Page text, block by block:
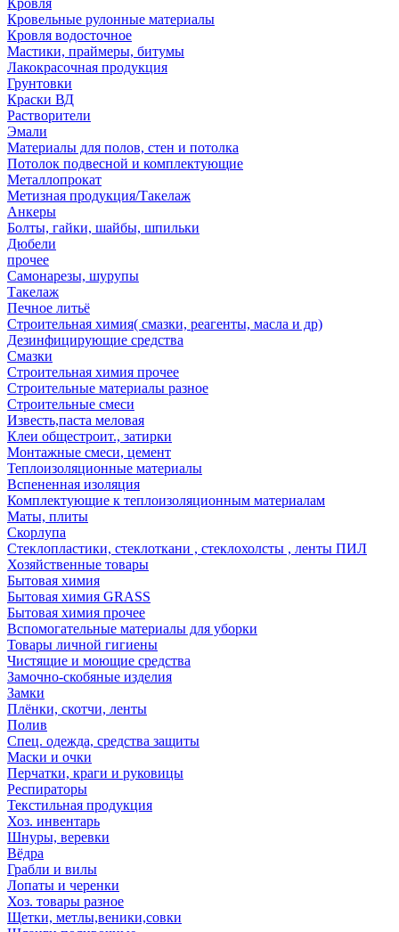
Кровля
Кровельные рулонные материалы
Кровля водосточное
Мастики, праймеры, битумы
Лакокрасочная продукция
Грунтовки
Краски ВД
Растворители
Эмали
Материалы для полов, стен и потолка
Потолок подвесной и комплектующие
Металлопрокат
Метизная продукция/Такелаж
Анкеры
Болты, гайки, шайбы, шпильки
Дюбели
прочее
Самонарезы, шурупы
Такелаж
Печное литьё
Строительная химия( смазки, реагенты, масла и др)
Дезинфицирующие средства
Смазки
Строительная химия прочее
Строительные материалы разное
Строительные смеси
Известь,паста меловая
Клеи общестроит., затирки
Монтажные смеси, цемент
Теплоизоляционные материалы
Вспененная изоляция
Комплектующие к теплоизоляционным материалам
Маты, плиты
Скорлупа
Стеклопластики, стеклоткани , стеклохолсты , ленты ПИЛ
Хозяйственные товары
Бытовая химия
Бытовая химия GRASS
Бытовая химия прочее
Вспомогательные материалы для уборки
Товары личной гигиены
Чистящие и моющие средства
Замочно-скобяные изделия
Замки
Плёнки, скотчи, ленты
Полив
Спец. одежда, средства защиты
Маски и очки
Перчатки, краги и руковицы
Респираторы
Текстильная продукция
Хоз. инвентарь
Шнуры, веревки
Вёдра
Грабли и вилы
Лопаты и черенки
Хоз. товары разное
Щетки, метлы,веники,совки